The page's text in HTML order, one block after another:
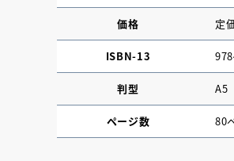
価格 定
ISBN-13
判型 A5
ページ数 80